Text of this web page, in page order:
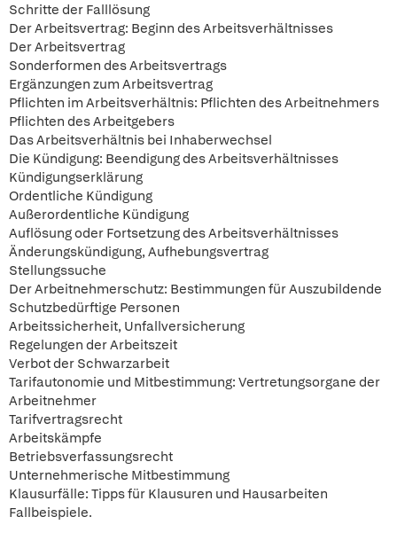
Schritte der Falllösung
Der Arbeitsvertrag: Beginn des Arbeitsverhältnisses
Der Arbeitsvertrag
Sonderformen des Arbeitsvertrags
Ergänzungen zum Arbeitsvertrag
Pflichten im Arbeitsverhältnis: Pflichten des Arbeitnehmers
Pflichten des Arbeitgebers
Das Arbeitsverhältnis bei Inhaberwechsel
Die Kündigung: Beendigung des Arbeitsverhältnisses
Kündigungserklärung
Ordentliche Kündigung
Außerordentliche Kündigung
Auflösung oder Fortsetzung des Arbeitsverhältnisses
Änderungskündigung, Aufhebungsvertrag
Stellungssuche
Der Arbeitnehmerschutz: Bestimmungen für Auszubildende
Schutzbedürftige Personen
Arbeitssicherheit, Unfallversicherung
Regelungen der Arbeitszeit
Verbot der Schwarzarbeit
Tarifautonomie und Mitbestimmung: Vertretungsorgane der
Arbeitnehmer
Tarifvertragsrecht
Arbeitskämpfe
Betriebsverfassungsrecht
Unternehmerische Mitbestimmung
Klausurfälle: Tipps für Klausuren und Hausarbeiten
Fallbeispiele.